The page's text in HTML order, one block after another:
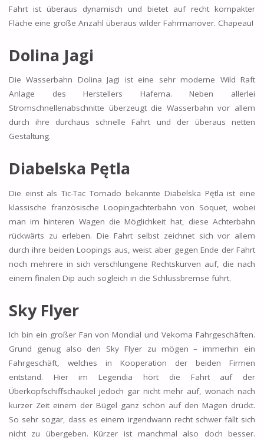
Fahrt ist überaus dynamisch und bietet auf recht kompakter
Fläche eine große Anzahl überaus wilder Fahrmanöver. Chapeau!
Dolina Jagi
Die Wasserbahn Dolina Jagi ist eine sehr moderne Wild Raft
Anlage des Herstellers Hafema. Neben allerlei
Stromschnellenabschnitte überzeugt die Wasserbahn vor allem
durch ihre durchaus schnelle Fahrt und der überaus netten
Gestaltung.
Diabelska Pętla
Die einst als Tic-Tac Tornado bekannte Diabelska Pętla ist eine
klassische französische Loopingachterbahn von Soquet, wobei
man im hinteren Wagen die Möglichkeit hat, diese Achterbahn
rückwärts zu erleben. Die Fahrt selbst zeichnet sich vor allem
durch ihre beiden Loopings aus, weist aber gegen Ende der Fahrt
noch mehrere in sich verschlungene Rechtskurven auf, die nach
einem finalen Dip auch sogleich in die Schlussbremse führt.
Sky Flyer
Ich bin ein großer Fan von Mondial und Vekoma Fahrgeschäften.
Grund genug also den Sky Flyer zu mögen – immerhin ein
Fahrgeschäft, welches in Kooperation der beiden Firmen
entstand. Hier im Legendia hört die Fahrt auf der
Überkopfschiffschaukel jedoch gar nicht mehr auf, wonach nach
kurzer Zeit einem der Bügel ganz schön auf den Magen drückt.
So sehr sogar, dass es einem irgendwann recht schwer fällt sich
nicht zu übergeben. Kürzer ist manchmal also doch besser.